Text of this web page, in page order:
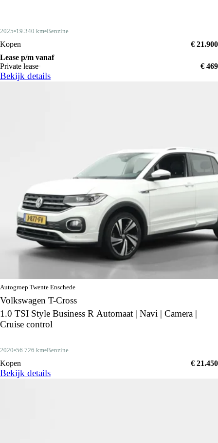
2025 19.340 km Benzine
Kopen
€ 21.900
Lease p/m vanaf
Private lease
€ 469
Bekijk details
Autogroep Twente Enschede
Volkswagen T-Cross
1.0 TSI Style Business R Automaat | Navi | Camera |
Cruise control
2020 56.726 km Benzine
Kopen € 21.450
Bekijk details